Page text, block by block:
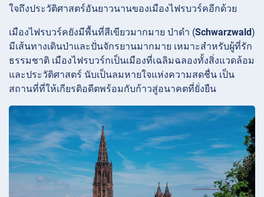
ใจถึงประวัติศาสตร์อันยาวนานของเมืองไฟรบวร์คอีกด้วย
เมืองไฟรบวร์คยังมีพื้นที่สีเขียวมากมาย ป่าดำ (Schwarzwald)
มีเส้นทางเดินป่าและปั่นจักรยานมากมาย เหมาะสำหรับผู้ที่รัก
ธรรมชาติ เมืองไฟรบวร์กเป็นเมืองที่เฉลิมฉลองทั้งสิ่งแวดล้อม
และประวัติศาสตร์ นับเป็นลมหายใจแห่งความสดชื่น เป็น
สถานที่ที่ให้เกียรติอดีตพร้อมกับก้าวสู่อนาคตที่ยั่งยืน